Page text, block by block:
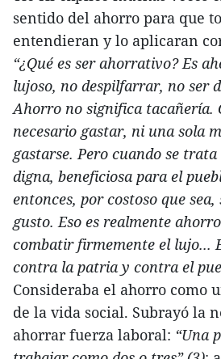
sentido del ahorro para que
entendieran y lo aplicaran
“¿Qué es ser ahorrativo? Es
lujoso, no despilfarrar, no ser
Ahorro no significa tacañería.
necesario gastar, ni una sola
gastarse. Pero cuando se
digna, beneficiosa para el
entonces, por costoso que sea,
gusto. Eso es realmente
combatir firmemente el lujo...
contra la patria y contra el
Consideraba el ahorro como
de la vida social. Subrayó la
ahorrar fuerza laboral: “Una